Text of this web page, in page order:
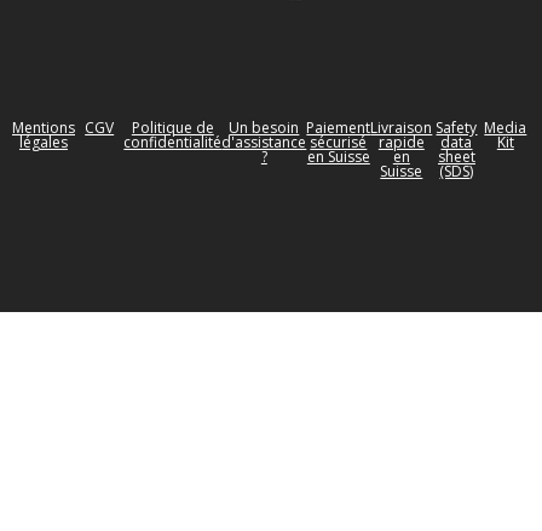
Mentions
légales
CGV Politique de
confidentialité
Un besoin
d'assistance
?
Paiement
sécurisé
en Suisse
Livraison
rapide
en
Suisse
Safety
data
sheet
(SDS)
Media
Kit